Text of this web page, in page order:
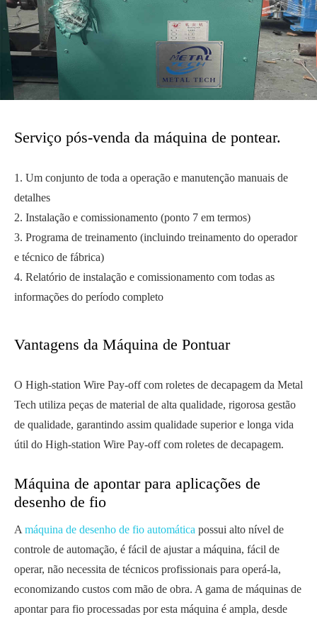
Serviço pós-venda da máquina de pontear.
1. Um conjunto de toda a operação e manutenção manuais de
detalhes
2. Instalação e comissionamento (ponto 7 em termos)
3. Programa de treinamento (incluindo treinamento do operador
e técnico de fábrica)
4. Relatório de instalação e comissionamento com todas as
informações do período completo
Vantagens da Máquina de Pontuar
O High-station Wire Pay-off com roletes de decapagem da Metal
Tech utiliza peças de material de alta qualidade, rigorosa gestão
de qualidade, garantindo assim qualidade superior e longa vida
útil do High-station Wire Pay-off com roletes de decapagem.
Máquina de apontar para aplicações de
desenho de fio
A máquina de desenho de fio automática possui alto nível de
controle de automação, é fácil de ajustar a máquina, fácil de
operar, não necessita de técnicos profissionais para operá-la,
economizando custos com mão de obra. A gama de máquinas de
apontar para fio processadas por esta máquina é ampla, desde